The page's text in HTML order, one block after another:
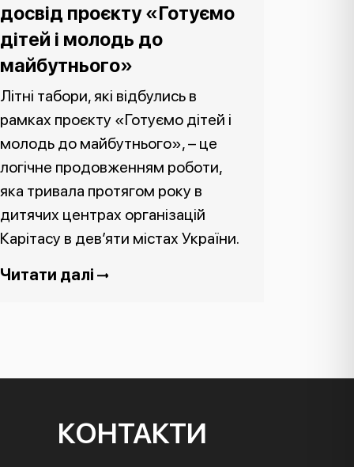
досвід проєкту «Готуємо
дітей і молодь до
майбутнього»
Літні табори, які відбулись в
рамках проєкту «Готуємо дітей і
молодь до майбутнього», – це
логічне продовженням роботи,
яка тривала протягом року в
дитячих центрах організацій
Карітасу в дев’яти містах України.
Читати далі
КОНТАКТИ